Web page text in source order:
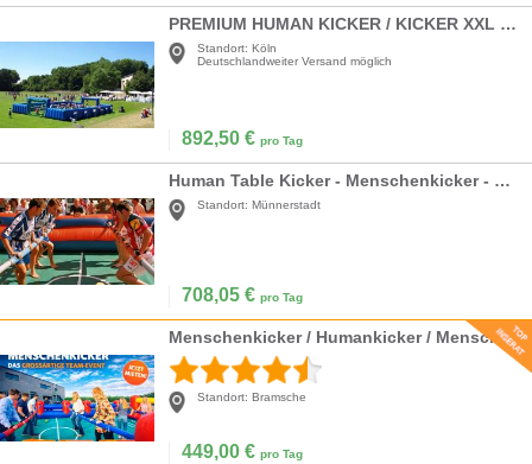
PREMIUM HUMAN KICKER / KICKER XXL / MENSCHENKICKER / HUMAN TABLE SOCCER
Standort: Köln
Deutschlandweiter Versand möglich
892,50 € pro Tag
Human Table Kicker - Menschenkicker - Riesenkicker - Life Soccer -inkl. 19% MwSt.
Standort: Münnerstadt
708,05 € pro Tag
Menschenkicker / Humankicker / Menschlicher Tischfußball XXL mieten
Standort: Bramsche
449,00 € pro Tag